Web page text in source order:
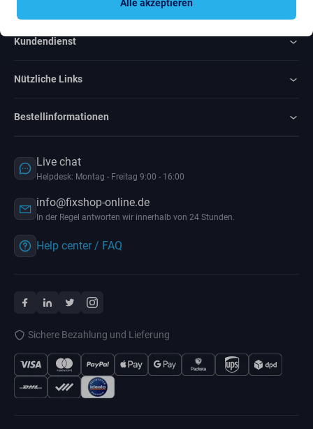
Over
Kundendienst
Nützliche Links
Bestellinformationen
Live chat
Helpdesk: Montag - Freitag 9:00 - 16:00
info@fixshop-online.de
In der Regel antworten wir innerhalb von 24 Stunden.
Help center / FAQ
Sichere Bezahlung und Lieferung
Alle akzeptieren